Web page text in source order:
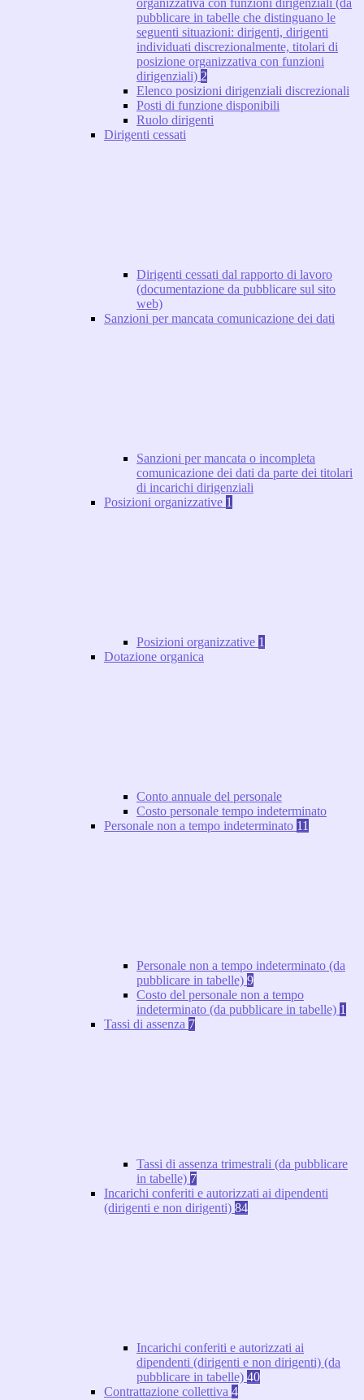
organizzativa con funzioni dirigenziali (da
pubblicare in tabelle che distinguano le
seguenti situazioni: dirigenti, dirigenti
individuati discrezionalmente, titolari di
posizione organizzativa con funzioni
dirigenziali) 2
Elenco posizioni dirigenziali discrezionali
Posti di funzione disponibili
Ruolo dirigenti
Dirigenti cessati
Dirigenti cessati dal rapporto di lavoro
(documentazione da pubblicare sul sito
web)
Sanzioni per mancata comunicazione dei dati
Sanzioni per mancata o incompleta
comunicazione dei dati da parte dei titolari
di incarichi dirigenziali
Posizioni organizzative 1
Posizioni organizzative 1
Dotazione organica
Conto annuale del personale
Costo personale tempo indeterminato
Personale non a tempo indeterminato 11
Personale non a tempo indeterminato (da
pubblicare in tabelle) 9
Costo del personale non a tempo
indeterminato (da pubblicare in tabelle) 1
Tassi di assenza 7
Tassi di assenza trimestrali (da pubblicare
in tabelle) 7
Incarichi conferiti e autorizzati ai dipendenti
(dirigenti e non dirigenti) 84
Incarichi conferiti e autorizzati ai
dipendenti (dirigenti e non dirigenti) (da
pubblicare in tabelle) 40
Contrattazione collettiva 4